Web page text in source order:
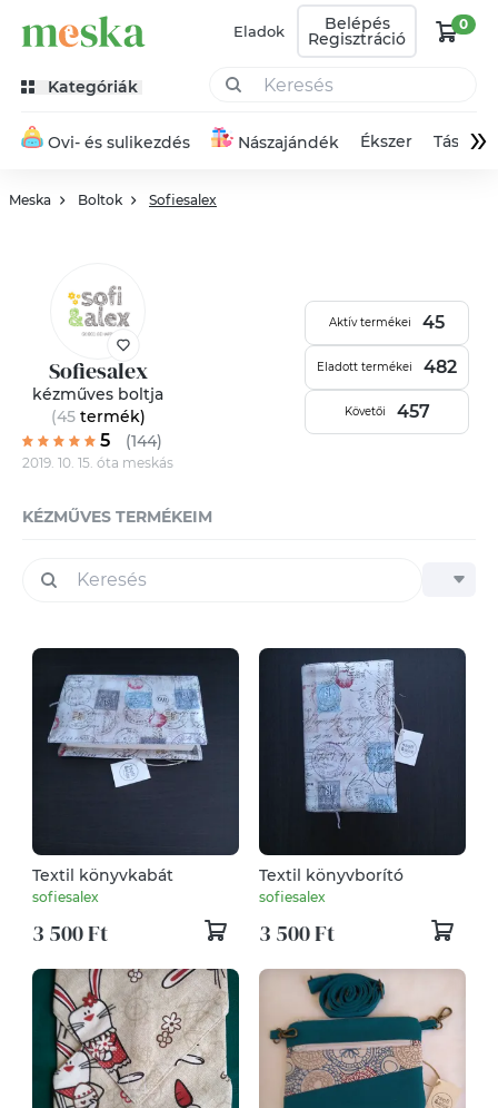
Eladok Belépés
Regisztráció
0
Kategóriák
Ovi- és sulikezdés Nászajándék Ékszer Táska»
Meska Boltok Sofiesalex
Sofiesalex
kézműves boltja
(45termék)
5 (144)
2019. 10. 15. óta meskás
Aktív termékei 45
Eladott termékei 482
Követői 457
KÉZMŰVES TERMÉKEIM
Textil könyvkabát
sofiesalex
3 500 Ft
Textil könyvborító
sofiesalex
3 500 Ft